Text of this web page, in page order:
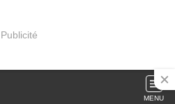
Publicité
MENU